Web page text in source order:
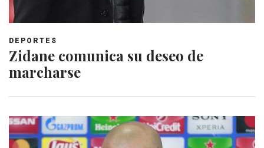
DEPORTES
Zidane comunica su deseo de
marcharse